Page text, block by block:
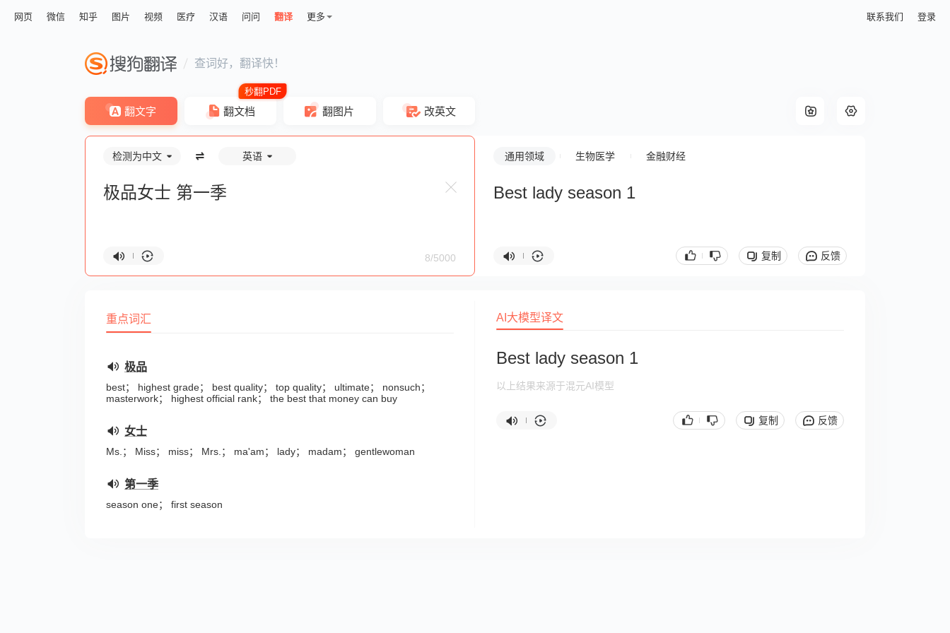
网页 微信 知乎 图片 视频 医疗 汉语 问问 翻译 更多 联系我们 登录
查词好，翻译快！
翻文字 翻文档 翻图片 改英文
检测为中文 英语
8/5000
通用领域 生物医学 金融财经
Best lady season 1
复制 反馈
重点词汇
极品
best； highest grade； best quality； top quality； ultimate； nonsuch；
masterwork； highest official rank； the best that money can buy
女士
Ms.； Miss； miss； Mrs.； ma'am； lady； madam； gentlewoman
第一季
season one； first season
AI大模型译文
Best lady season 1
以上结果来源于混元AI模型
复制 反馈